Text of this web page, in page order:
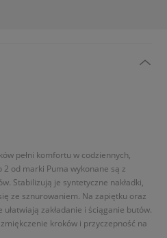
pełni komfortu w codziennych,
od marki Puma wykonane są z
Stabilizują je syntetyczne nakładki,
ze sznurowaniem. Na zapiętku oraz
zakładanie i ściąganie butów.
kroków i przyczepność na